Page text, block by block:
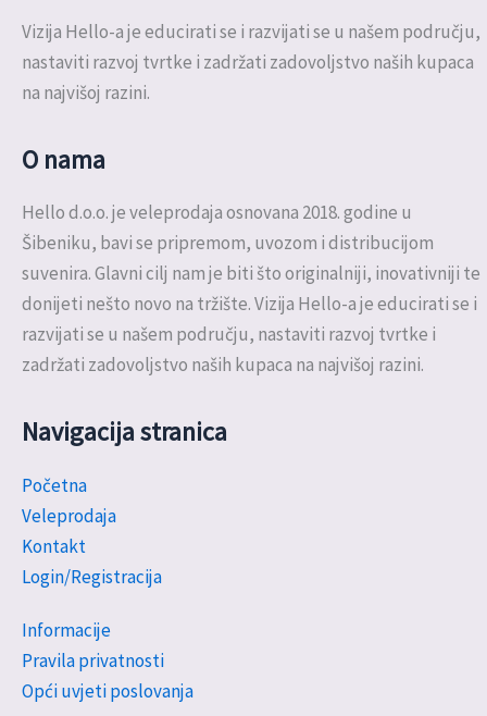
Vizija Hello-a je educirati se i razvijati se u našem području,
nastaviti razvoj tvrtke i zadržati zadovoljstvo naših kupaca
na najvišoj razini.
O nama
Hello d.o.o. je veleprodaja osnovana 2018. godine u
Šibeniku, bavi se pripremom, uvozom i distribucijom
suvenira. Glavni cilj nam je biti što originalniji, inovativniji te
donijeti nešto novo na tržište. Vizija Hello-a je educirati se i
razvijati se u našem području, nastaviti razvoj tvrtke i
zadržati zadovoljstvo naših kupaca na najvišoj razini.
Navigacija stranica
Početna
Veleprodaja
Kontakt
Login/Registracija
Informacije
Pravila privatnosti
Opći uvjeti poslovanja